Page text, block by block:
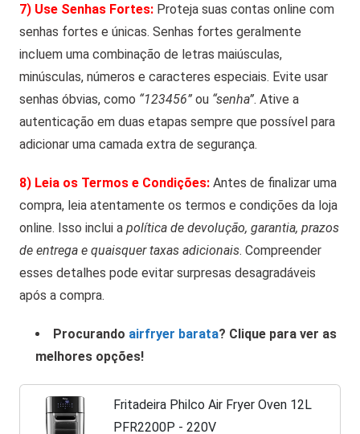
7) Use Senhas Fortes: Proteja suas contas online com
senhas fortes e únicas. Senhas fortes geralmente
incluem uma combinação de letras maiúsculas,
minúsculas, números e caracteres especiais. Evite usar
senhas óbvias, como “123456” ou “senha”. Ative a
autenticação em duas etapas sempre que possível para
adicionar uma camada extra de segurança.
8) Leia os Termos e Condições: Antes de finalizar uma
compra, leia atentamente os termos e condições da loja
online. Isso inclui a política de devolução, garantia, prazos
de entrega e quaisquer taxas adicionais. Compreender
esses detalhes pode evitar surpresas desagradáveis
após a compra.
Procurando airfryer barata? Clique para ver as
melhores opções!
Fritadeira Philco Air Fryer Oven 12L
PFR2200P - 220V